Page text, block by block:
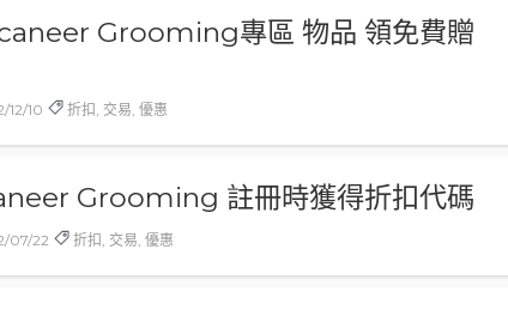
Grooming專區 物品 領免費贈
12/10 折扣, 交易, 優惠
Grooming 註冊時獲得折扣代碼
07/22 折扣, 交易, 優惠